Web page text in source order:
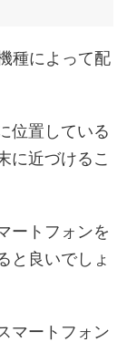
種によって配
位置している
に近づけるこ
ートフォンを
と良いでしょ
マートフォン